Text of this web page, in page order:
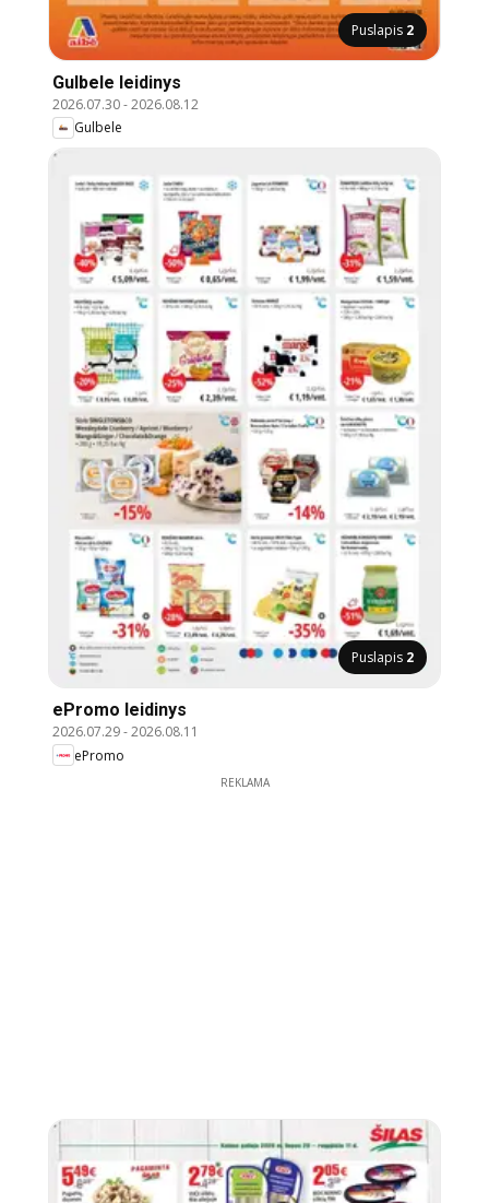
Puslapis 2
Gulbele leidinys
2026.07.30-2026.08.12
Gulbele
Puslapis 2
ePromo leidinys
2026.07.29-2026.08.11
ePromo
REKLAMA